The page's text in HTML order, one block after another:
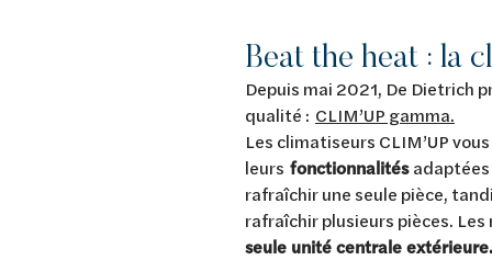
Beat the heat : la
Depuis mai 2021, De Dietrich
qualité : CLIM’UP gamma.
Les climatiseurs CLIM’UP
leurs fonctionnalités
rafraîchir une seule pièce,
rafraîchir plusieurs pièces.
seule unité centrale extérieure.